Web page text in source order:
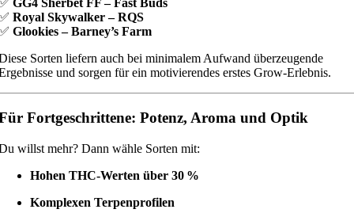
GG4 Sherbet FF – Fast Buds
Royal Skywalker – RQS
Glookies – Barney’s Farm
Sorten liefern auch bei minimalem Aufwand überzeugende
und sorgen für ein motivierendes erstes Grow-Erlebnis.
Fortgeschrittene: Potenz, Aroma und Optik
willst mehr? Dann wähle Sorten mit:
Hohen THC-Werten über 30 %
Komplexen Terpenprofilen